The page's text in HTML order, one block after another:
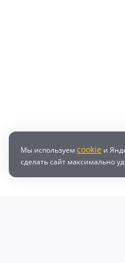
Мы используем cookie и
сделать сайт максимально